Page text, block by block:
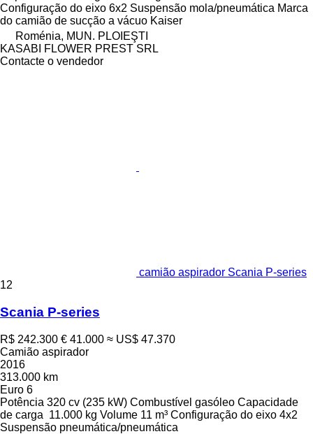
Configuração do eixo 6x2 Suspensão mola/pneumática Marca
do camião de sucção a vácuo Kaiser
Roménia, MUN. PLOIEŞTI
KASABI FLOWER PREST SRL
Contacte o vendedor
camião aspirador Scania P-series
12
Scania P-series
R$ 242.300 € 41.000 ≈ US$ 47.370
Camião aspirador
2016
313.000 km
Euro 6
Potência 320 cv (235 kW) Combustível gasóleo Capacidade
de carga 11.000 kg Volume 11 m³ Configuração do eixo 4x2
Suspensão pneumática/pneumática